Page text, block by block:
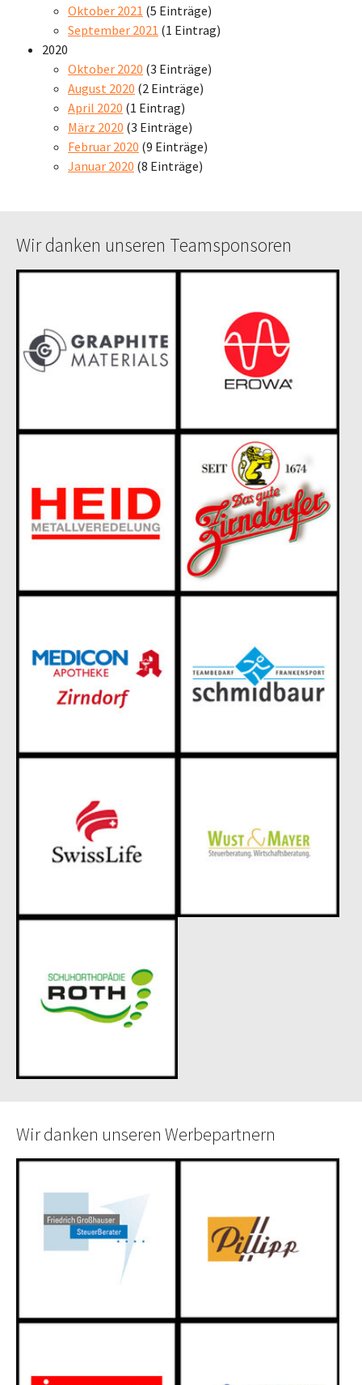
Oktober 2021 (5 Einträge)
September 2021 (1 Eintrag)
2020
Oktober 2020 (3 Einträge)
August 2020 (2 Einträge)
April 2020 (1 Eintrag)
März 2020 (3 Einträge)
Februar 2020 (9 Einträge)
Januar 2020 (8 Einträge)
Wir danken unseren Teamsponsoren
Wir danken unseren Werbepartnern